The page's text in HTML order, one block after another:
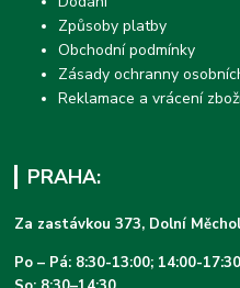
Způsoby platby
Obchodní podmínky
Zásady ochranny
Reklamace a vrácení
PRAHA:
Za zastávkou 373, Dolní
Po – Pá: 8:30-13:00; 14:00-17:30